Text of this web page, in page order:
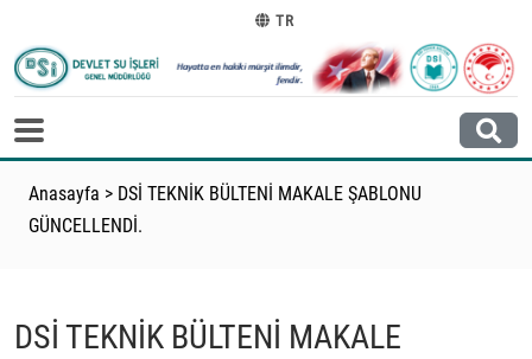
TR
Anasayfa > DSİ TEKNİK BÜLTENİ MAKALE ŞABLONU
GÜNCELLENDİ.
DSİ TEKNİK BÜLTENİ MAKALE